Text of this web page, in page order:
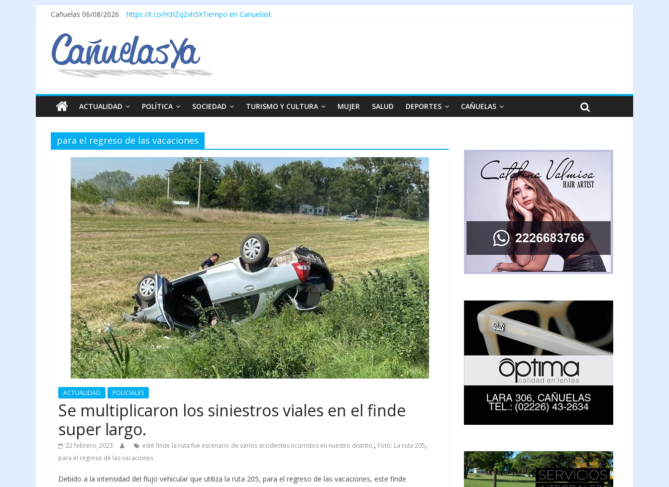
Cañuelas 06/08/2026 https://t.co/H3IZq2vh5XTiempo en Canuelast
ACTUALIDAD POLÍTICA SOCIEDAD TURISMO Y CULTURA MUJER SALUD DEPORTES CAÑUELAS
para el regreso de las vacaciones
ACTUALIDAD POLICIALES
Se multiplicaron los siniestros viales en el finde
super largo.
22 febrero, 2023 este finde la ruta fue escenario de varios accidentes ocurridos en nuestro distrito., Foto: La ruta 205,
para el regreso de las vacaciones
Debido a la intensidad del flujo vehicular que utiliza la ruta 205, para el regreso de las vacaciones, este finde